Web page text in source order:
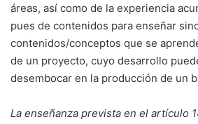
áreas, así como de la experiencia
pues de contenidos para enseñar
contenidos/conceptos que se
de un proyecto, cuyo desarrollo
desembocar en la producción de un
La enseñanza prevista en el artículo